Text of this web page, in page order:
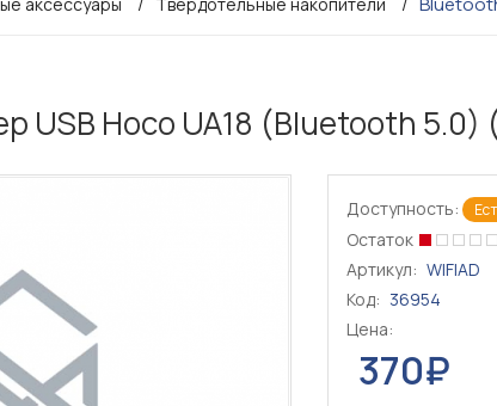
USB Hoco UA18 (Bluetooth 5.0)
Доступность:
Остаток
Артикул: WIFIAD
Код: 36954
Цена:
370₽